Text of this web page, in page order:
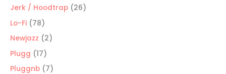
productos
Jerk / Hoodtrap 2626
Lo-Fi 7878
productos
Newjazz 22
Plugg 1717
productos
Pluggnb 77